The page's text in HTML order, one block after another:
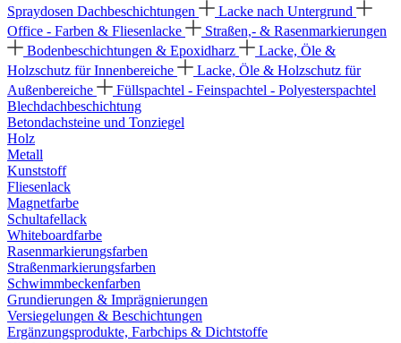
Spraydosen Dachbeschichtungen
Lacke nach Untergrund
Office - Farben & Fliesenlacke
Straßen,- & Rasenmarkierungen
Bodenbeschichtungen & Epoxidharz
Lacke, Öle &
Holzschutz für Innenbereiche
Lacke, Öle & Holzschutz für
Außenbereiche
Füllspachtel - Feinspachtel - Polyesterspachtel
Blechdachbeschichtung
Betondachsteine und Tonziegel
Holz
Metall
Kunststoff
Fliesenlack
Magnetfarbe
Schultafellack
Whiteboardfarbe
Rasenmarkierungsfarben
Straßenmarkierungsfarben
Schwimmbeckenfarben
Grundierungen & Imprägnierungen
Versiegelungen & Beschichtungen
Ergänzungsprodukte, Farbchips & Dichtstoffe